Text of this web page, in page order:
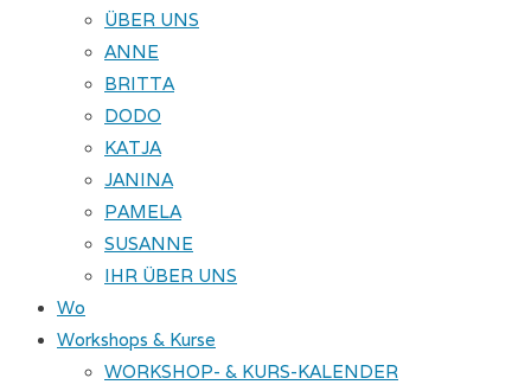
ÜBER UNS
ANNE
BRITTA
DODO
KATJA
JANINA
PAMELA
SUSANNE
IHR ÜBER UNS
Wo
Workshops & Kurse
WORKSHOP- & KURS-KALENDER